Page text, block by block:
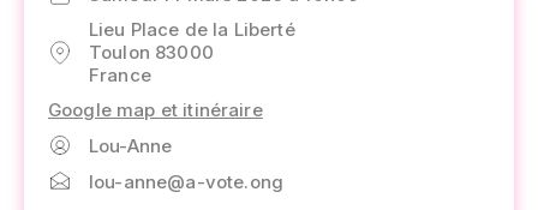
Lieu Place de la Liberté
Toulon 83000
France
Google map et itinéraire
Lou-Anne
lou-anne@a-vote.ong